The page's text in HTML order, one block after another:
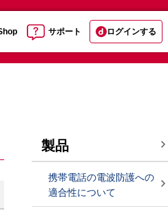
サポート ログインする
製品
携帯電話の電波防護への
適合性について